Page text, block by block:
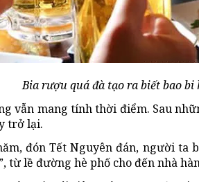
Bia rượu quá đà tạo ra biết bao bi
vẫn mang tính thời điểm. Sau
trở lại.
đón Tết Nguyên đán, người ta
từ lề đường hè phố cho đến nhà